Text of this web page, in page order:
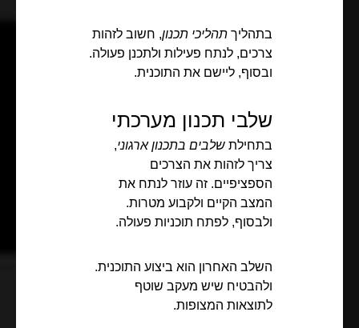
בתהליך תהליכי תכנון, חשוב לזהות
צרכים, לנתח פעילות ולתכנן פעולה.
ובסוף, ליישם את התוכנית.
שלבי תכנון מערכתי
בתחילת שלבים בתכנון ארגוני,
צריך לזהות את הצרכים
הספציפיים. זה עוזר לנתח את
המצב הקיים ולקבוע מטרות.
ולבסוף, לפתח תוכניות פעולה.
השלב האחרון הוא ביצוע התוכנית.
ולהבטיח שיש מעקב שוטף
לתוצאות המצופות.